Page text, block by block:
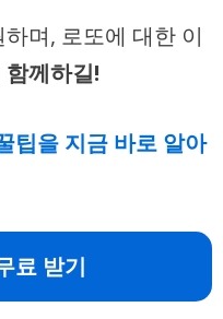
며, 로또에 대한 이
함께하길!
팁을 지금 바로 알아
료 받기